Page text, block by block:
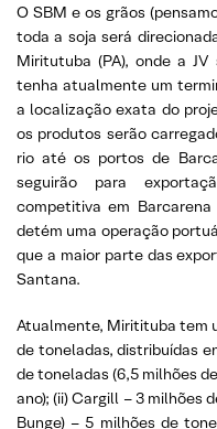
O SBM e os grãos
toda a soja será
Miritutuba (PA), onde a
tenha atualmente um
a localização exata do
os produtos serão
rio até os portos de
seguirão para
competitiva em
detém uma operação
que a maior parte das
Santana.
Atualmente, Miritituba tem
de toneladas, distribuídas
de toneladas (6,5 milhões
ano); (ii) Cargill – 3 milhões
Bunge) – 5 milhões de